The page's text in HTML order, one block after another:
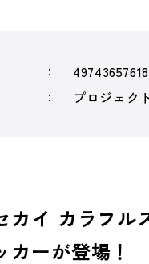
プロジェク
カイ カラフ
ーが登場！